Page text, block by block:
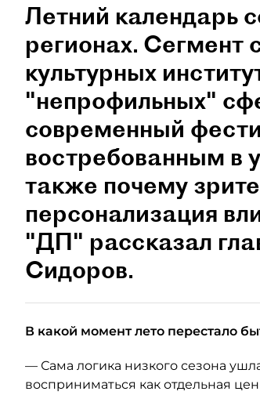
Летний календарь
регионах. Сегмент
культурных
"непрофильных"
современный
востребованным в
также почему
персонализация
"ДП" рассказал
Сидоров.
В какой момент лето перестало
— Сама логика низкого сезона
восприниматься как отдельная